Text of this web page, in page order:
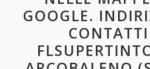
GOOGLE.
CONTATTI